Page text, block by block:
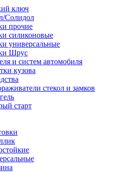
ключ
Солидол
прочие
силиконовые
универсальные
Шрус
и систем автомобиля
кузова
стекол и замков
старт